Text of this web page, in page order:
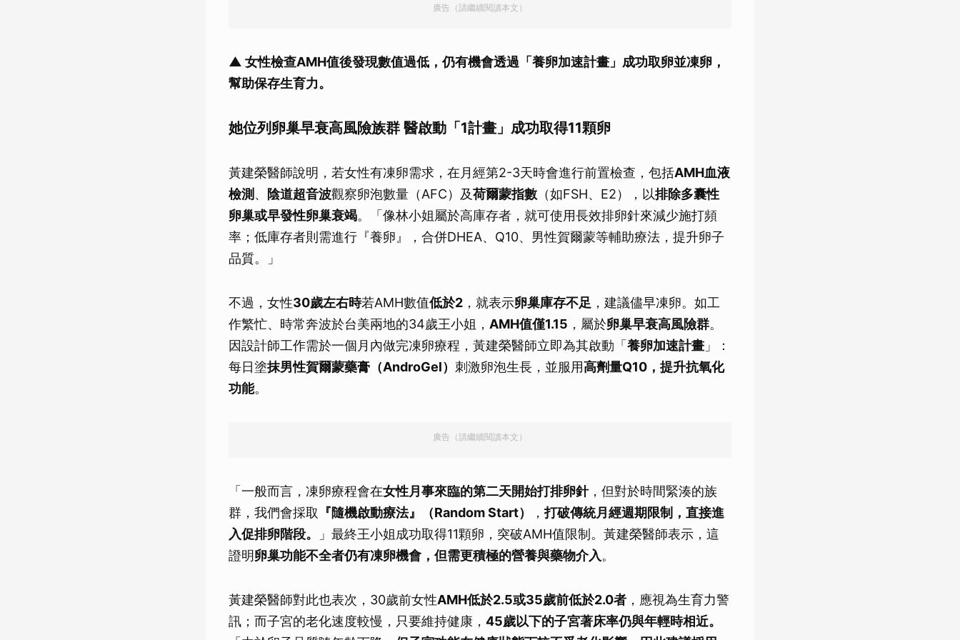
廣告（請繼續閱讀本文）
▲ 女性檢查AMH值後發現數值過低，仍有機會透過「養卵加速計畫」成功取卵並凍卵，
幫助保存生育力。
她位列卵巢早衰高風險族群 醫啟動「1計畫」成功取得11顆卵
黃建榮醫師說明，若女性有凍卵需求，在月經第2-3天時會進行前置檢查，包括AMH血液
檢測 、 陰道超音波觀察卵泡數量（AFC）及荷爾蒙指數 （如FSH、E2），以排除多囊性
卵巢或早發性卵巢衰竭。「像林小姐屬於高庫存者，就可使用長效排卵針來減少施打頻
率；低庫存者則需進行『養卵』，合併DHEA、Q10、男性賀爾蒙等輔助療法，提升卵子
品質。」
不過，女性30歲左右時若AMH數值低於2 ，就表示卵巢庫存不足 ，建議儘早凍卵。如工
作繁忙、時常奔波於台美兩地的34歲王小姐， AMH值僅1.15 ，屬於卵巢早衰高風險群。
因設計師工作需於一個月內做完凍卵療程，黃建榮醫師立即為其啟動「 養卵加速計畫 」：
每日塗抹男性賀爾蒙藥膏（AndroGel） 刺激卵泡生長，並服用高劑量Q10，提升抗氧化
功能。
廣告（請繼續閱讀本文）
「一般而言，凍卵療程會在女性月事來臨的第二天開始打排卵針，但對於時間緊湊的族
群，我們會採取 『隨機啟動療法』（Random Start） ，打破傳統月經週期限制，直接進
入促排卵階段。
」最終王小姐成功取得11顆卵，突破AMH值限制。黃建榮醫師表示，這
證明卵巢功能不全者仍有凍卵機會，但需更積極的營養與藥物介入。
黃建榮醫師對此也表次，30歲前女性AMH低於2.5或35歲前低於2.0者 ，應視為生育力警
訊；而子宮的老化速度較慢，只要維持健康， 45歲以下的子宮著床率仍與年輕時相近。